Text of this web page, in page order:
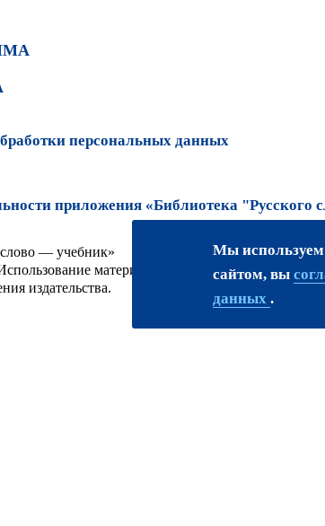
персональных данных
приложения «Библиотека "Русского
— учебник»
материалов сайта возможно только
издательства.
Мы используем
сайтом, вы
данных .